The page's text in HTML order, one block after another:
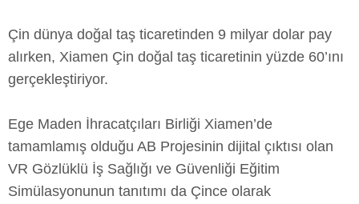
Çin dünya doğal taş ticaretinden 9 milyar dolar pay
alırken, Xiamen Çin doğal taş ticaretinin yüzde 60’ını
gerçekleştiriyor.
Ege Maden İhracatçıları Birliği Xiamen’de
tamamlamış olduğu AB Projesinin dijital çıktısı olan
VR Gözlüklü İş Sağlığı ve Güvenliği Eğitim
Simülasyonunun tanıtımı da Çince olarak